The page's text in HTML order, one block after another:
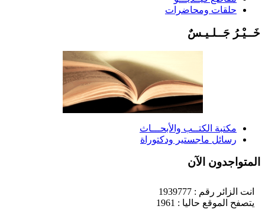
حلقات ومحاضرات
جَــلـيـسٌ
مكتبة الكتــب والأبحـــاث
رسائل ماجستير ودكتوراة
الآن
انت الزائر رقم : 1939777
يتصفح الموقع حاليا : 1961